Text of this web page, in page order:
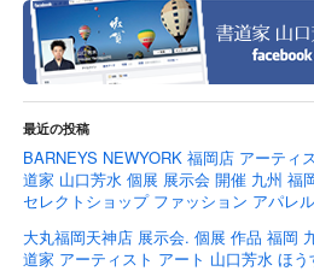
最近の投稿
BARNEYS NEWYORK 福岡店 アーティ
道家 山口芳水 個展 展示会 開催 九州 福
セレクトショップ ファッション アパレル
大丸福岡天神店 展示会. 個展 作品 福岡
道家 アーティスト アート 山口芳水 ほう